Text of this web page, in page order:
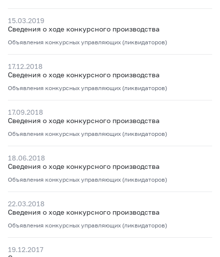
15.03.2019
Сведения о ходе конкурсного производства
Объявления конкурсных управляющих (ликвидаторов)
17.12.2018
Сведения о ходе конкурсного производства
Объявления конкурсных управляющих (ликвидаторов)
17.09.2018
Сведения о ходе конкурсного производства
Объявления конкурсных управляющих (ликвидаторов)
18.06.2018
Сведения о ходе конкурсного производства
Объявления конкурсных управляющих (ликвидаторов)
22.03.2018
Сведения о ходе конкурсного производства
Объявления конкурсных управляющих (ликвидаторов)
19.12.2017